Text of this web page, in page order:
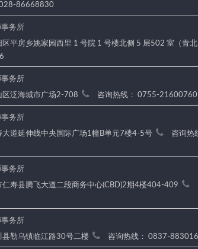
86668830
务所
区平房乡姚家园西里 1 号院 1 号楼北侧 5 层502 室（青
务所
区泛海城市广场2-708 咨询热线： 0755-21600760
务所
大道延伸线中央国际广场1幢B单元7楼4-5号
咨询热
务所
仁寿县腾飞大道二段商务中心(CBD)2期4楼404-409
务所
县勒乌镇临江路30号二楼 咨询热线： 0837-